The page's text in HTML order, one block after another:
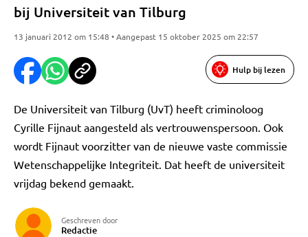
bij Universiteit van Tilburg
13 januari 2012 om 15:48 • Aangepast 15 oktober 2025 om 22:57
Hulp bij lezen
De Universiteit van Tilburg (UvT) heeft criminoloog
Cyrille Fijnaut aangesteld als vertrouwenspersoon. Ook
wordt Fijnaut voorzitter van de nieuwe vaste commissie
Wetenschappelijke Integriteit. Dat heeft de universiteit
vrijdag bekend gemaakt.
Geschreven door
Redactie